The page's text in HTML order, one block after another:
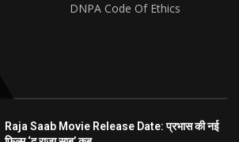
DNPA Code Of Ethics
Raja Saab Movie Release Date: प्रभास की नई